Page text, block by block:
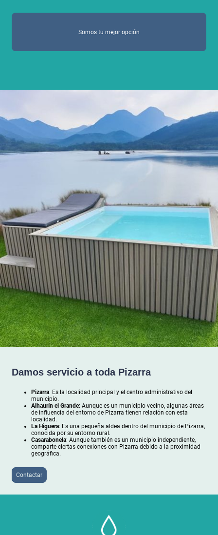
Somos tu mejor opción
Damos servicio a toda Pizarra
Pizarra: Es la localidad principal y el centro administrativo del
municipio.
Alhaurín el Grande: Aunque es un municipio vecino, algunas áreas
de influencia del entorno de Pizarra tienen relación con esta
localidad.
La Higuera: Es una pequeña aldea dentro del municipio de Pizarra,
conocida por su entorno rural.
Casarabonela: Aunque también es un municipio independiente,
comparte ciertas conexiones con Pizarra debido a la proximidad
geográfica.
Contactar